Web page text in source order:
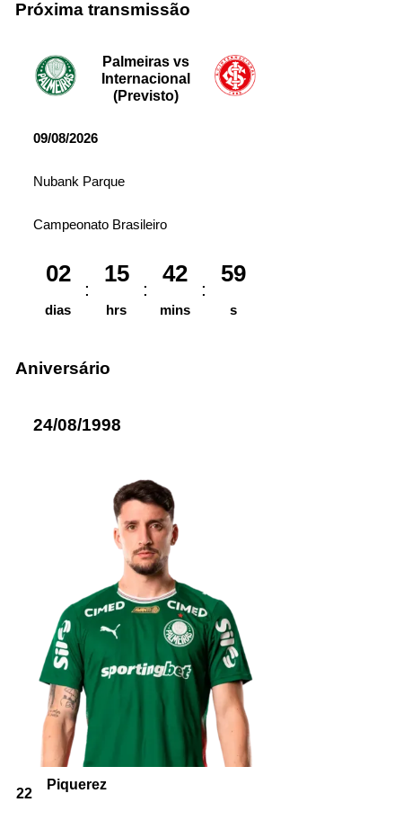
Próxima transmissão
Palmeiras vs
Internacional
(Previsto)
09/08/2026
Nubank Parque
Campeonato Brasileiro
02
dias
15
hrs
42
mins
59
s
Aniversário
24/08/1998
22
Piquerez